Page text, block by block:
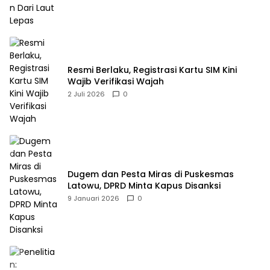
Resmi Berlaku, Registrasi Kartu SIM Kini
Wajib Verifikasi Wajah
2 Juli 2026 0
Dugem dan Pesta Miras di Puskesmas
Latowu, DPRD Minta Kapus Disanksi
9 Januari 2026 0